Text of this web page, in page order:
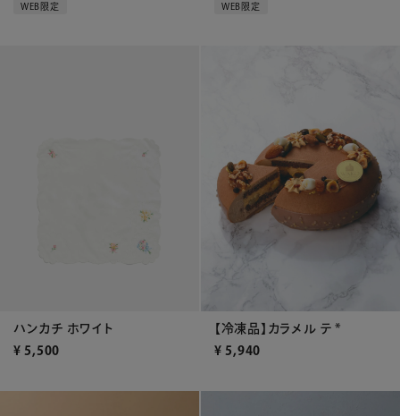
WEB限定 WEB限定
ハンカチ ホワイト
¥ 5,500
【冷凍品】カラメル テ *
¥ 5,940